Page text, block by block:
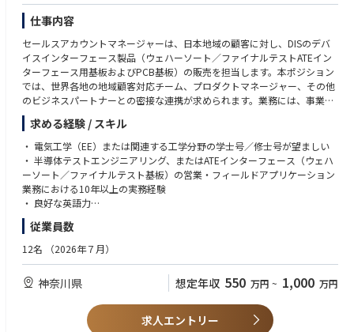
Collaborate and work closely with the business teams and extended IT te
ams both globally and regionally (systems analysts, solution architects,
developers, security SMEs) to transform business requirements into scala
ble system solutions
Respond quickly to shifting market dynamics and business demands, an
d when appropriate, work with key leadership to mitigate project or ope
rational risks or to prioritize projects
Act as the Japan IT Business Partner to serve as single point of escalation
for strategic and critical tactical issues raised by the local and global stak
eholders
Liaise between Japan, the rest of Asia, and global headquarters to excha
nge best practices, learn about global trends, and propose new services
or features to different functions that could help achieve Japan’s busines
s goals
■職務内容（Job function）
Business Solutions Managerは、アプリケーションシステムの開発・導
入・保守をマネジメントすることで、業務プロセスを改善し、重要なビジ
ネス戦略を支援します。
Solid Project coordination with hands-on experience in rolling out proje
cts for internal stakeholders
Effectively communicates with and guides business users by providing fu
nctional knowledge of back-office systems including EDI, ERP and WMS
system
and speed of execution with governance and risk management
Able to manage several projects simultaneously
Strong communication skills and ability to bridge gap between IT teams
and business Users
Strong leadership and interpersonal skills, including the ability to lead, m
otivate, prioritize and support team members
Fluent in Japanese and English, with Japanese nationality or JLPT N2 cer
tification or higher.
At least 5 years’ experience in management administration such as staff
management, budget control and vendor contract management
仕事内容
セールスアカウントマネージャーは、日本地域の顧客に対し、DISのデバ
イスインターフェース製品（ウェハーソート／ファイナルテストATEイン
ターフェース用基板およびPCB基板）の販売を担当します。本ポジション
では、世界各地の地域顧客対応チーム、プロダクトマネージャー、その他
のビジネスパートナーとの密接な連携が求められます。業務には、事業目
標および業績達成に向けた受注・売上の推進が含まれます。セールスアカ
ウントマネージャーは、新規市場シェア獲得に向けた競合対応の販売戦略
において、地域顧客対応チームを牽引します。また、顧客満足度の管理お
よび製品価格交渉についても責任を担います。
【業務内容】
・ 新規事業機会の開拓およびアカウント戦略の策定
プロセスの推進
・ 社内サポートチームおよびリソースとの円滑な連携
・ 既存顧客との関係維持・拡大、および新規見込み顧客への営業機会の獲
・ 会社の事業目標達成および市場シェア拡大に向けた販売活動
求める経験 / スキル
・ 電気工学（EE）または関連する工学分野の学士号／修士号が望ましい
・ 半導体テストエンジニアリング、またはATEインターフェース（ウェハ
ーソート／ファイナルテスト基板）の営業・フィールドアプリケーション
業務における10年以上の実務経験
・ 良好な英語力
・ 優れた対人スキル
・ リーダーシップおよびチームワークの能力必須
【当社について】
半導体検査装置においてトップクラスのシェアを誇るテラダイン社に現在
あるDIS事業部が2024年5月に新会社として設立。
従業員数
12名 （2026年７月）
神奈川県 想定年収 550 万円 ~ 1,000 万円
求人エントリー